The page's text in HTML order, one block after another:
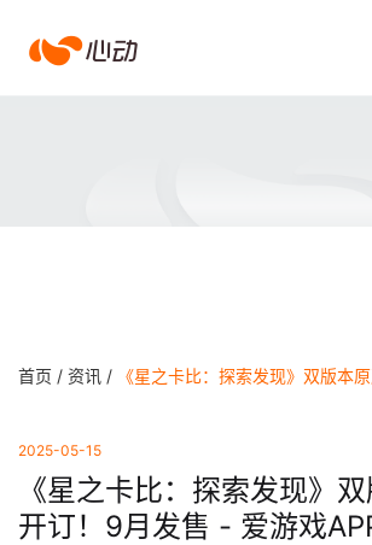
爱搜索结果
首页 / 资讯 /
2025-05-15
《星之卡比：探索发现》
开订！9月发售 - 爱游戏